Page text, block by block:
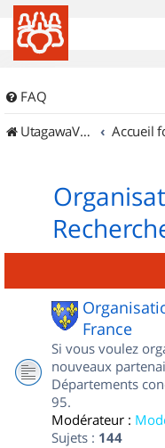
FAQ
UtagawaVTT (Randos VTT et VTTAE avec traces GPS)
Accueil
France
Si vous voulez
nouveaux
Départements
95.
Modérateur :
Sujets : 144